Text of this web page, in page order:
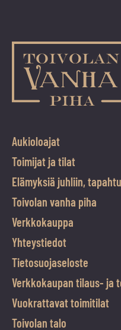
Aukioloajat
Toimijat ja tilat
Elämyksiä juhliin,
Toivolan vanha piha
Verkkokauppa
Yhteystiedot
Tietosuojaseloste
Verkkokaupan tilaus- ja
Vuokrattavat toimitilat
Toivolan talo